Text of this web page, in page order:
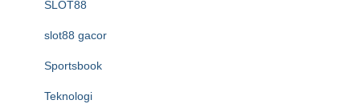
SLOT88
slot88 gacor
Sportsbook
Teknologi